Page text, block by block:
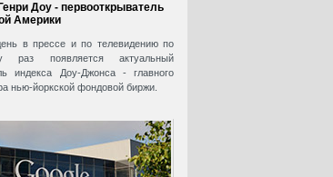
Доу - первооткрыватель
Америки
в прессе и по телевидению по
раз появляется актуальный
индекса Доу-Джонса - главного
нью-йоркской фондовой биржи.